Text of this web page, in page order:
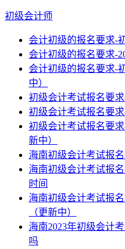
初级会计师
会计初级的报名要求-
会计初级的报名要求-
会计初级的报名要求-
中）
初级会计考试报名要
初级会计考试报名要
初级会计考试报名要
新中）
海南初级会计考试报
海南初级会计考试报
时间
海南初级会计考试报
（更新中）
海南2023年初级会计
吗